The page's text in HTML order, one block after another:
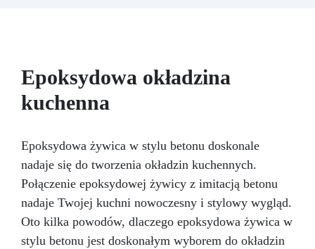
Epoksydowa okładzina
kuchenna
Epoksydowa żywica w stylu betonu doskonale
nadaje się do tworzenia okładzin kuchennych.
Połączenie epoksydowej żywicy z imitacją betonu
nadaje Twojej kuchni nowoczesny i stylowy wygląd.
Oto kilka powodów, dlaczego epoksydowa żywica w
stylu betonu jest doskonałym wyborem do okładzin